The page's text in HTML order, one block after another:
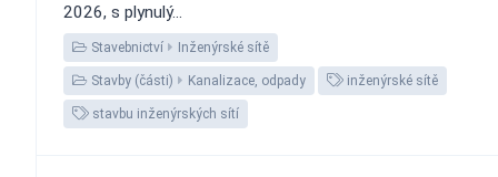
2026, s plynulý...
Stavebnictví Inženýrské sítě
Stavby (části) Kanalizace, odpady inženýrské sítě
stavbu inženýrských sítí